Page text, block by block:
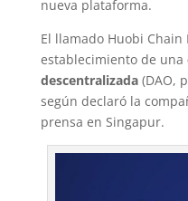
nueva plataforma.
El llamado Huobi Chain
establecimiento de una
descentralizada(DAO,
según declaró la
prensa en Singapur.